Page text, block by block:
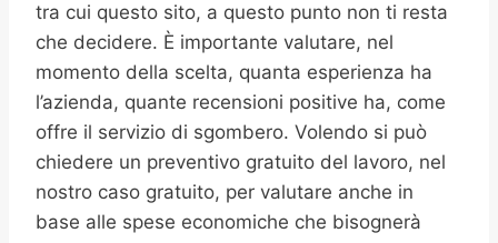
tra cui questo sito, a questo punto non ti resta
che decidere. È importante valutare, nel
momento della scelta, quanta esperienza ha
l’azienda, quante recensioni positive ha, come
offre il servizio di sgombero. Volendo si può
chiedere un preventivo gratuito del lavoro, nel
nostro caso gratuito, per valutare anche in
base alle spese economiche che bisognerà